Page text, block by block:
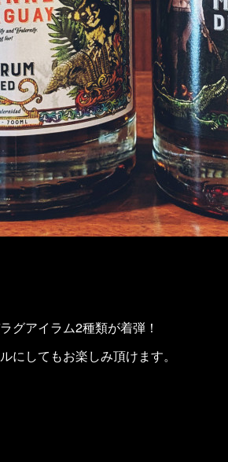
グアイラム2種類が着弾！
にしてもお楽しみ頂けます。